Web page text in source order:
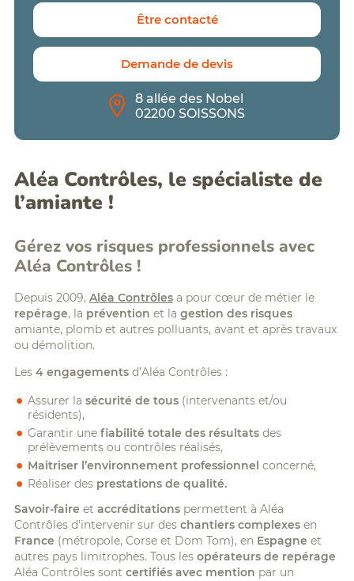
BTP
FCR,
silice,
VI,...
l'Air
Diagnostic
radon
Diagnostics
PEMD
Formation
amiante
Formations
learning
Politique
Être contacté
Demande de devis
8 allée des Nobel
02200 SOISSONS
Aléa Contrôles, le spécialiste de
l’amiante !
Gérez vos risques professionnels avec
Aléa Contrôles !
Depuis 2009, Aléa Contrôles a pour cœur de métier le
repérage, la prévention et la gestion des risques
amiante, plomb et autres polluants, avant et après travaux
ou démolition.
Les 4 engagements d’Aléa Contrôles :
Assurer lasécurité de tous (intervenants et/ou
résidents),
Garantir unefiabilité totale des résultats des
prélèvements ou contrôles réalisés,
Maitriser l’environnement professionnel concerné,
Réaliser des prestations de qualité.
Savoir-faire et accréditations permettent à Aléa
Contrôles d’intervenir sur des chantiers complexes en
France (métropole, Corse et Dom Tom), en Espagne et
autres pays limitrophes. Tous les opérateurs de repérage
Aléa Contrôles sont certifiés avec mention par un